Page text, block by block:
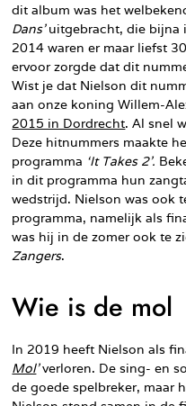
dit album was het
Dans’uitgebracht, die bijna
2014 waren er maar liefst
ervoor zorgde dat dit
Wist je dat Nielson dit
aan onze koning Willem-
2015 in Dordrecht. Al snel
Deze hitnummers maakte
programma ‘It Takes 2’.
in dit programma hun
wedstrijd. Nielson was ook
programma, namelijk als
was hij in de zomer ook te
Zangers.
Wie is de mol
In 2019 heeft Nielson als
Mol’verloren. De sing- en
de goede spelbreker, maar